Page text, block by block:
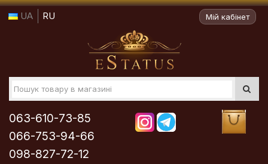
UA RU Мій кабінет
063-610-73-85
066-753-94-66
098-827-72-12